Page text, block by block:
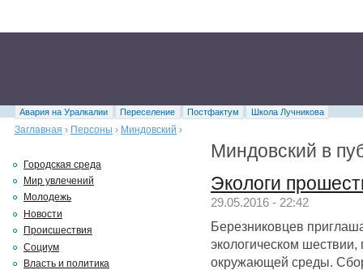
Авария на Уралкалии Переселение Постфактум
Школа Лучникова
Заглавная › Персоны › Миндовский ›
Миндовский в
Экологи
29.05.2016 - 22:42
Березниковцев
экологическом
окружающей среды.
Городская среда
Мир увлечений
Молодежь
Новости
Происшествия
Социум
Власть и политика